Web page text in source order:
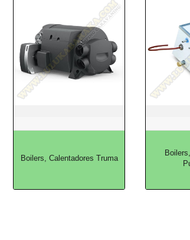
Boilers, Calentadores Truma